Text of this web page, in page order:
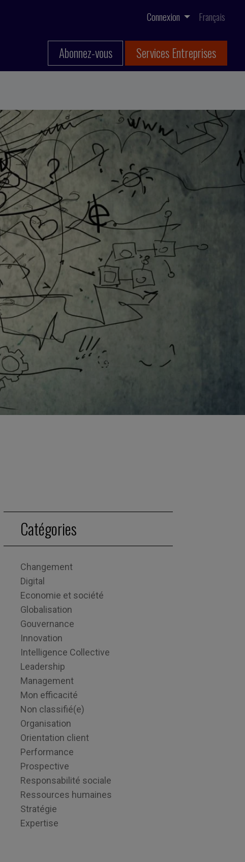
Connexion Français
Abonnez-vous Services Entreprises
Catégories
Changement
Digital
Economie et société
Globalisation
Gouvernance
Innovation
Intelligence Collective
Leadership
Management
Mon efficacité
Non classifié(e)
Organisation
Orientation client
Performance
Prospective
Responsabilité sociale
Ressources humaines
Stratégie
Expertise